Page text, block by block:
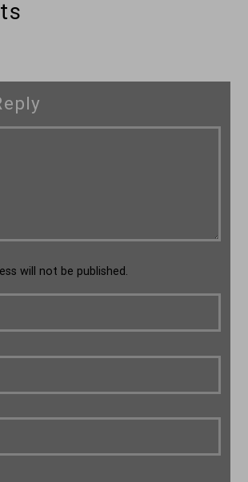
will not be published.